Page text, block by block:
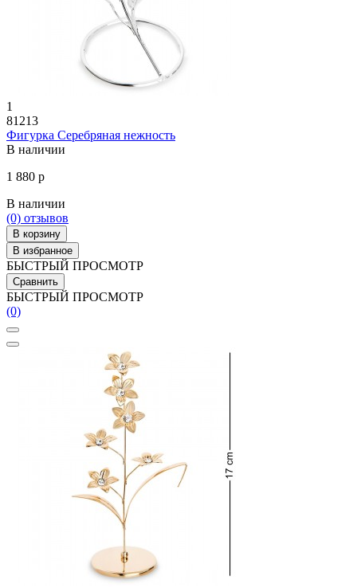
1
81213
Фигурка Серебряная нежность
В наличии
1 880 р
В наличии
(0) отзывов
В корзину
В избранное
БЫСТРЫЙ ПРОСМОТР
Сравнить
БЫСТРЫЙ ПРОСМОТР
(0)